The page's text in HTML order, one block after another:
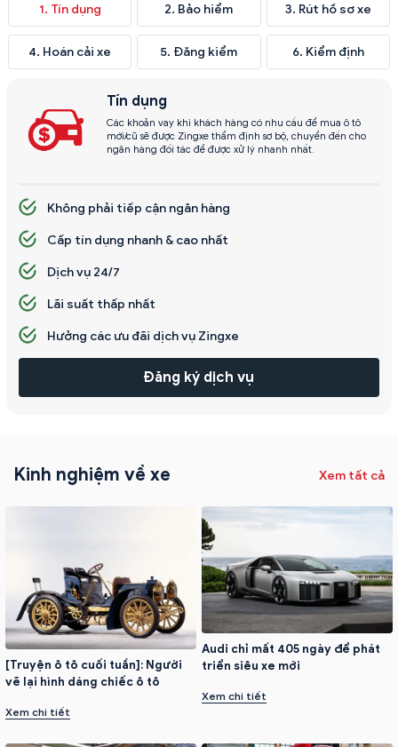
1. Tín dụng 2. Bảo hiểm 3. Rút hồ sơ xe
4. Hoán cải xe 5. Đăng kiểm 6. Kiểm định
Tín dụng
Các khoản vay khi khách hàng có nhu cầu để mua ô tô
mới/cũ sẽ được Zingxe thẩm định sơ bộ, chuyển đến cho
ngân hàng đối tác để được xử lý nhanh nhất.
Không phải tiếp cận ngân hàng
Cấp tín dụng nhanh & cao nhất
Dịch vụ 24/7
Lãi suất thấp nhất
Hưởng các ưu đãi dịch vụ Zingxe
Đăng ký dịch vụ
Kinh nghiệm về xe Xem tất cả
[Truyện ô tô cuối tuần]: Người
vẽ lại hình dáng chiếc ô tô
Xem chi tiết
Audi chỉ mất 405 ngày để phát
triển siêu xe mới
Xem chi tiết